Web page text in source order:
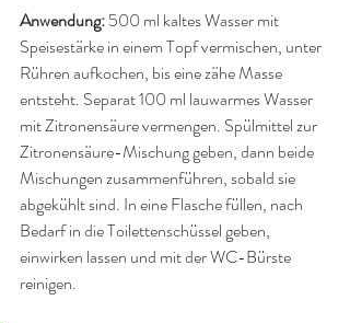
Anwendung: 500 ml kaltes Wasser mit
Speisestärke in einem Topf vermischen, unter
Rühren aufkochen, bis eine zähe Masse
entsteht. Separat 100 ml lauwarmes Wasser
mit Zitronensäure vermengen. Spülmittel zur
Zitronensäure-Mischung geben, dann beide
Mischungen zusammenführen, sobald sie
abgekühlt sind. In eine Flasche füllen, nach
Bedarf in die Toilettenschüssel geben,
einwirken lassen und mit der WC-Bürste
reinigen.